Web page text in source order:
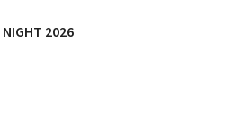
NIGHT 2026